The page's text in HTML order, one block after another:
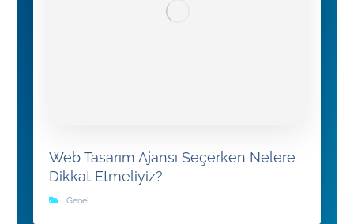
Web Tasarım Ajansı Seçerken Nelere
Dikkat Etmeliyiz?
Genel